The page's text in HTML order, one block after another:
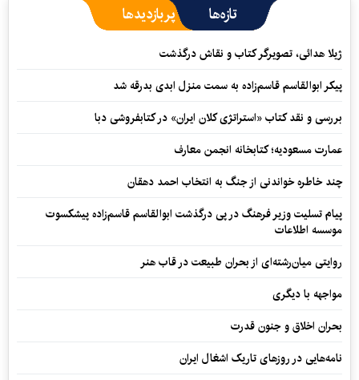
تازه‌ها پربازدیدها
ژیلا هدائی، تصویرگر کتاب و نقاش درگذشت
پیکر ابوالقاسم قاسم‌زاده به سمت منزل ابدی بدرقه شد
بررسی و نقد کتاب «استراتژی کلان ایران» در کتابفروشی دبا
عمارت مسعودیه؛ کتابخانه انجمن معارف
چند خاطره خواندنی از جنگ به انتخاب احمد دهقان
پیام تسلیت وزیر فرهنگ در پی درگذشت ابوالقاسم قاسم‌زاده پیشکسوت
موسسه اطلاعات
روایتی میان‌رشته‌ای از بحران طبیعت در قاب هنر
مواجهه با دیگری
بحران اخلاق و جنون قدرت
نامه‌هایی در روزهای تاریک اشغال ایران